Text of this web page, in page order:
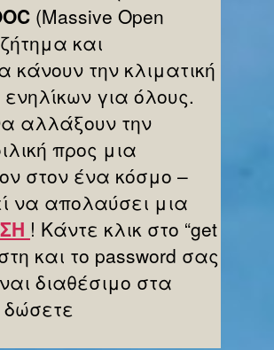
(Massive Open
και
την κλιματική
για όλους.
αλλάξουν την
προς μια
στον ένα κόσμο –
να απολαύσει μια
! Κάντε κλικ στο “get
και το password σας
διαθέσιμο στα